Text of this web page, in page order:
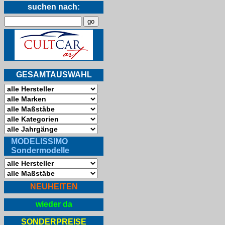
suchen nach:
GESAMTAUSWAHL
MODELISSIMO
Sondermodelle
NEUHEITEN
wieder da
SONDERPREISE